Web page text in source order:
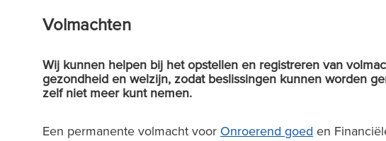
Volmachten
Wij kunnen helpen bij het opstellen en registreren van
gezondheid en welzijn, zodat beslissingen kunnen worden
zelf niet meer kunt nemen.
Een permanente volmacht voor Onroerend goed en